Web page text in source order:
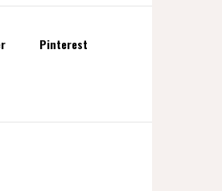
Pinterest